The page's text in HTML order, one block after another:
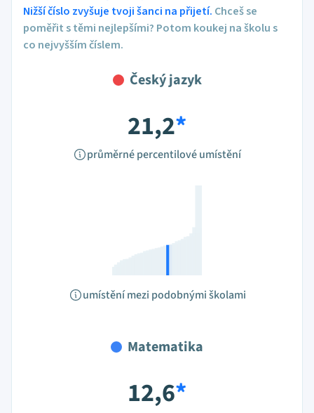
Nižší číslo zvyšuje tvoji šanci na přijetí. Chceš se
poměřit s těmi nejlepšími? Potom koukej na školu s
co nejvyšším číslem.
Český jazyk
21,2*
průměrné percentilové umístění
umístění mezi podobnými školami
Matematika
12,6*